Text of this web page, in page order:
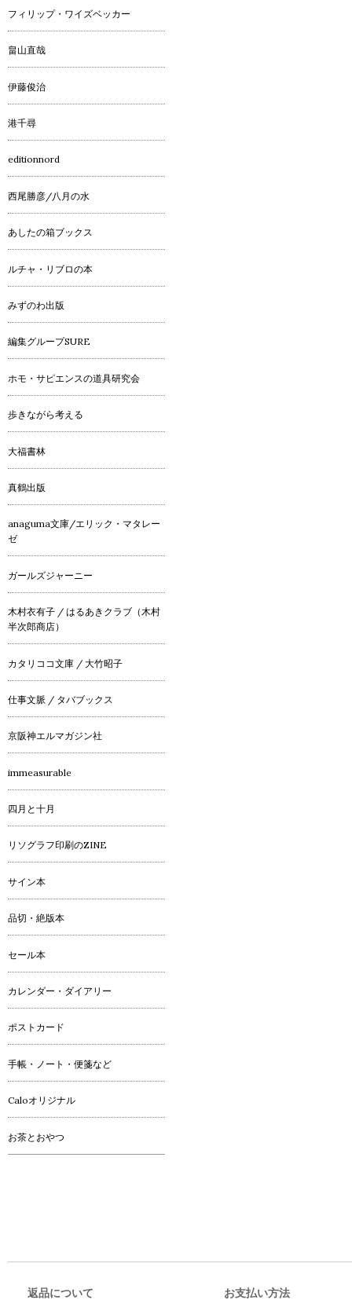
フィリップ・ワイズベッカー
畠山直哉
伊藤俊治
港千尋
editionnord
西尾勝彦/八月の水
あしたの箱ブックス
ルチャ・リブロの本
みずのわ出版
編集グループSURE
ホモ・サピエンスの道具研究会
歩きながら考える
大福書林
真鶴出版
anaguma文庫/エリック・マタレー
ゼ
ガールズジャーニー
木村衣有子 / はるあきクラブ（木村
半次郎商店）
カタリココ文庫 / 大竹昭子
仕事文脈 / タバブックス
京阪神エルマガジン社
immeasurable
四月と十月
リソグラフ印刷のZINE
サイン本
品切・絶版本
セール本
カレンダー・ダイアリー
ポストカード
手帳・ノート・便箋など
Caloオリジナル
お茶とおやつ
返品について お支払い方法